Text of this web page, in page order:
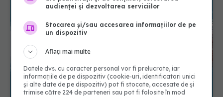
audienței și dezvoltarea serviciilor
Stocarea și/sau accesarea informațiilor de pe
un dispozitiv
Aflați mai multe
Datele dvs. cu caracter personal vor fi prelucrate, iar
informațiile de pe dispozitiv (cookie-uri, identificatori unici
și alte date de pe dispozitiv) pot fi stocate, accesate de și
trimise către 224 de parteneri sau pot fi folosite în mod